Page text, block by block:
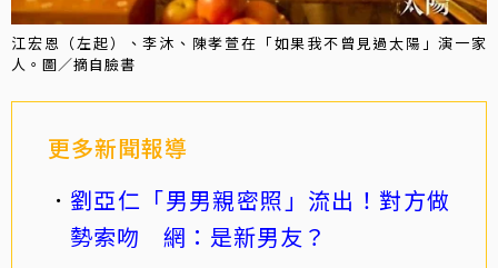
江宏恩（左起）、李沐、陳孝萱在「如果我不曾見過太陽」演一家
人。圖／摘自臉書
更多新聞報導
劉亞仁「男男親密照」流出！對方做
勢索吻 網：是新男友？